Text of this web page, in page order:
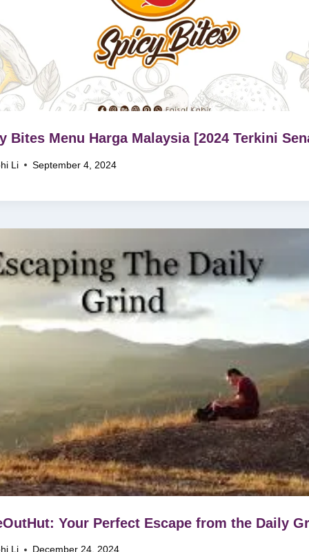
Bites Menu Harga Malaysia [2024 Terkini
Li September 4, 2024
Your Perfect Escape from the Daily
Li December 24, 2024